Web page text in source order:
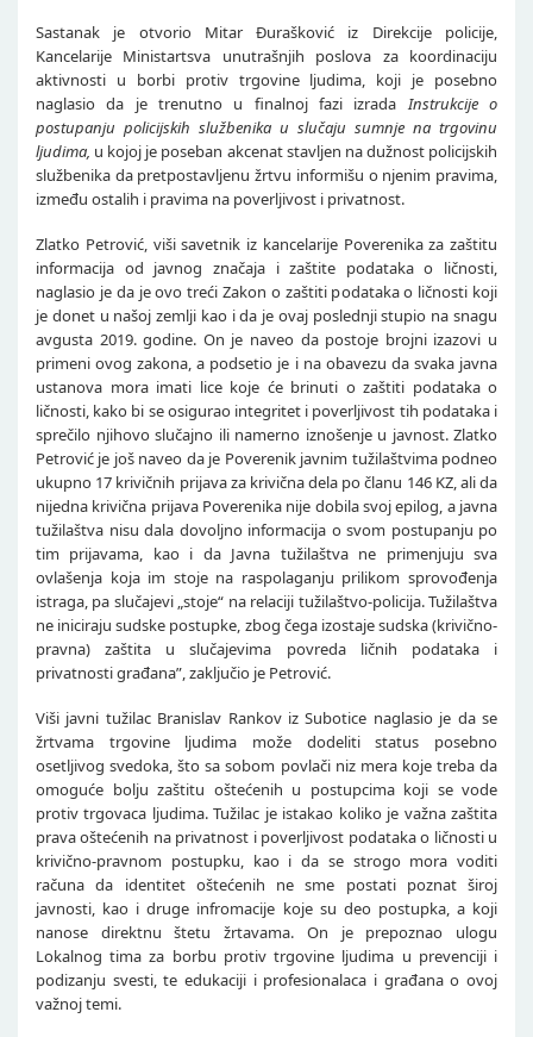
Sastanak je otvorio Mitar Đurašković iz Direkcije policije,
Kancelarije Ministartsva unutrašnjih poslova za koordinaciju
aktivnosti u borbi protiv trgovine ljudima, koji je posebno
naglasio da je trenutno u finalnoj fazi izradaInstrukcije o
postupanju policijskih službenika u slučaju sumnje na trgovinu
ljudima, u kojoj je poseban akcenat stavljen na dužnost policijskih
službenika da pretpostavljenu žrtvu informišu o njenim pravima,
između ostalih i pravima na poverljivost i privatnost.
Zlatko Petrović, viši savetnik iz kancelarije Poverenika za zaštitu
informacija od javnog značaja i zaštite podataka o ličnosti,
naglasio je da je ovo treći Zakon o zaštiti podataka o ličnosti koji
je donet u našoj zemlji kao i da je ovaj poslednji stupio na snagu
avgusta 2019. godine. On je naveo da postoje brojni izazovi u
primeni ovog zakona, a podsetio je i na obavezu da svaka javna
ustanova mora imati lice koje će brinuti o zaštiti podataka o
ličnosti, kako bi se osigurao integritet i poverljivost tih podataka i
sprečilo njihovo slučajno ili namerno iznošenje u javnost. Zlatko
Petrović je još naveo da je Poverenik javnim tužilaštvima podneo
ukupno 17 krivičnih prijava za krivična dela po članu 146 KZ, ali da
nijedna krivična prijava Poverenika nije dobila svoj epilog, a javna
tužilaštva nisu dala dovoljno informacija o svom postupanju po
tim prijavama, kao i da Javna tužilaštva ne primenjuju sva
ovlašenja koja im stoje na raspolaganju prilikom sprovođenja
istraga, pa slučajevi „stoje“ na relaciji tužilaštvo-policija. Tužilaštva
ne iniciraju sudske postupke, zbog čega izostaje sudska (krivično-
pravna) zaštita u slučajevima povreda ličnih podataka i
privatnosti građana”, zaključio je Petrović.
Viši javni tužilac Branislav Rankov iz Subotice naglasio je da se
žrtvama trgovine ljudima može dodeliti status posebno
osetljivog svedoka, što sa sobom povlači niz mera koje treba da
omoguće bolju zaštitu oštećenih u postupcima koji se vode
protiv trgovaca ljudima. Tužilac je istakao koliko je važna zaštita
prava oštećenih na privatnost i poverljivost podataka o ličnosti u
krivično-pravnom postupku, kao i da se strogo mora voditi
računa da identitet oštećenih ne sme postati poznat široj
javnosti, kao i druge infromacije koje su deo postupka, a koji
nanose direktnu štetu žrtavama. On je prepoznao ulogu
Lokalnog tima za borbu protiv trgovine ljudima u prevenciji i
podizanju svesti, te edukaciji i profesionalaca i građana o ovoj
važnoj temi.